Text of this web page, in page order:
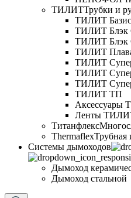
ТИЛИТТрубки и
ТИЛИТ Базис
ТИЛИТ Блэк
ТИЛИТ Блэк
ТИЛИТ
ТИЛИТ
ТИЛИТ
ТИЛИТ
ТИЛИТ ТП
Аксессуары
Ленты
Титанфлекс
ThermaflexТрубная
Cистемы дымоходов
Дымоход
Дымоход стальной